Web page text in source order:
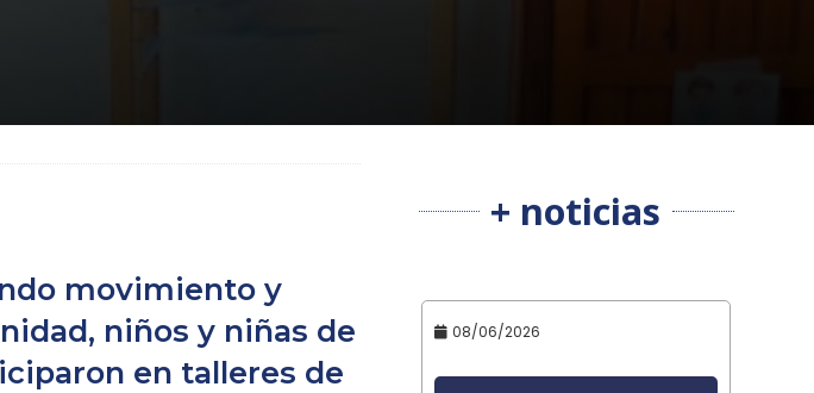
movimiento y
niños y niñas de
en talleres de
+ noticias
08/06/2026